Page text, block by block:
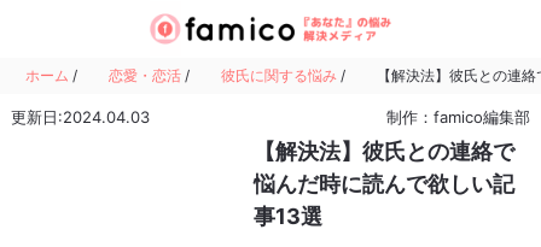
ホーム / 恋愛・恋活 / 彼氏に関する悩み / 【解決法】彼氏との連
更新日:2024.04.03 制作：famico編集部
【解決法】彼氏との連絡で
悩んだ時に読んで欲しい記
事13選